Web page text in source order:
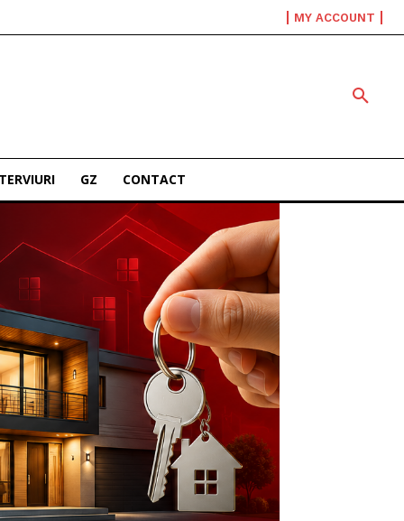
MY ACCOUNT
GZ CONTACT